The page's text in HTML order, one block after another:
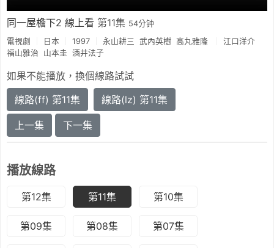
同一屋檐下2 線上看 第11集 54分钟
電視劇
日本 1997 永山耕三 武內英樹 高丸雅隆
江口洋介
福山雅治
山本圭 酒井法子
如果不能播放，換個線路試試
線路(ff) 第11集
線路(lz) 第11集
上一集 下一集
播放線路
第12集 第11集 第10集
第09集 第08集 第07集